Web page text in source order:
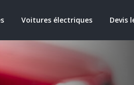
Voitures électriques Devis